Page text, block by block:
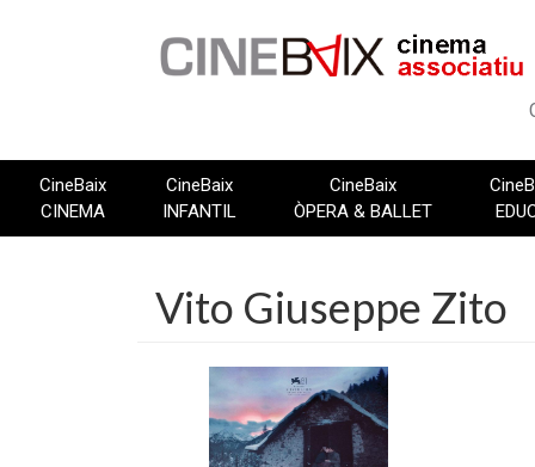
CineBaix
CINEMA
CineBaix
INFANTIL
CineBaix
ÒPERA & BALLET
Vito Giuseppe Zito